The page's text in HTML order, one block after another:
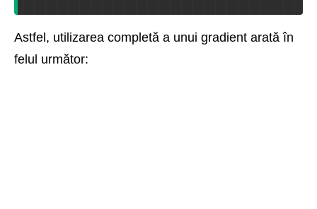
Astfel, utilizarea completă a unui gradient arată în
felul următor: